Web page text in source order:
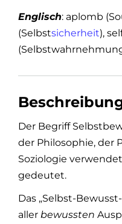
Englisch: aplomb
(Selbstsicherheit),
Der Begriff
der Philosophie, der
Soziologie
gedeutet.
Das „Selbst-
aller bewussten